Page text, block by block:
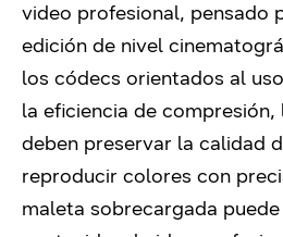
video profesional, pensado
edición de nivel
los códecs orientados al
la eficiencia de
deben preservar la calidad
reproducir colores con
maleta sobrecargada